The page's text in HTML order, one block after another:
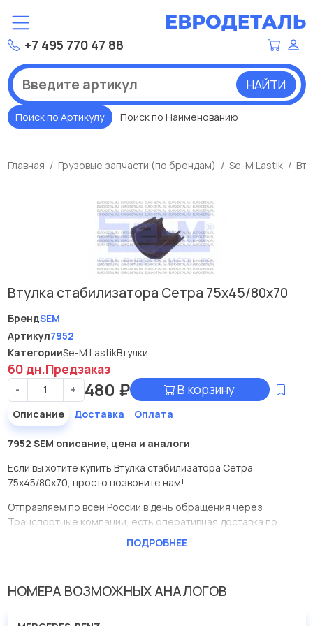
+7 495 770 47 88
НАЙТИ
Поиск по Артикулу Поиск по Наименованию
Главная Грузовые запчасти (по брендам) Se-M Lastik
Втулка стабилизатора Сетра 75x45/80x70
БрендSEM
Артикул7952
КатегорииSe-M LastikВтулки
60 дн.Предзаказ
- + 480 ₽ В корзину
Описание Доставка Оплата
7952 SEM описание, цена и аналоги
Если вы хотите купить Втулка стабилизатора Сетра
75x45/80x70, просто позвоните нам!
Отправляем по всей России в день обращения через
Транспортные компании, есть оперативная доставка по
У данной детали есть аналоги с номерами, убедитесь сами.
ПОДРОБНЕЕ
НОМЕРА ВОЗМОЖНЫХ АНАЛОГОВ